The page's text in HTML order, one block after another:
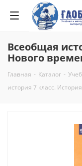
Всеобщая
Нового
Главная - Каталог -
история 7 класс.